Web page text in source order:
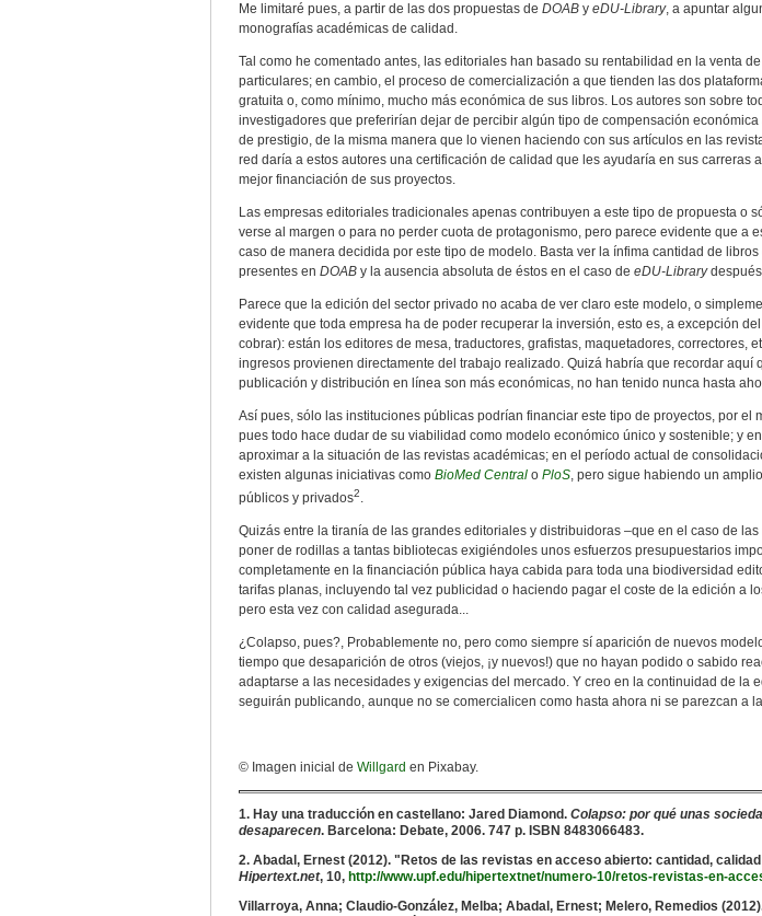
Me limitaré pues, a partir de las dos propuestas de DOAB y eDU-Library, a apuntar
monografías académicas de calidad.
Tal como he comentado antes, las editoriales han basado su rentabilidad en la venta
particulares; en cambio, el proceso de comercialización a que tienden las dos
gratuita o, como mínimo, mucho más económica de sus libros. Los autores son sobre
investigadores que preferirían dejar de percibir algún tipo de compensación
de prestigio, de la misma manera que lo vienen haciendo con sus artículos en las
red daría a estos autores una certificación de calidad que les ayudaría en sus carreras
mejor financiación de sus proyectos.
Las empresas editoriales tradicionales apenas contribuyen a este tipo de propuesta o
verse al margen o para no perder cuota de protagonismo, pero parece evidente que a
caso de manera decidida por este tipo de modelo. Basta ver la ínfima cantidad de
presentes en DOAB y la ausencia absoluta de éstos en el caso de eDU-Library
Parece que la edición del sector privado no acaba de ver claro este modelo, o
evidente que toda empresa ha de poder recuperar la inversión, esto es, a excepción
cobrar): están los editores de mesa, traductores, grafistas, maquetadores, correctores,
ingresos provienen directamente del trabajo realizado. Quizá habría que recordar aquí
publicación y distribución en línea son más económicas, no han tenido nunca hasta
Así pues, sólo las instituciones públicas podrían financiar este tipo de proyectos, por el
pues todo hace dudar de su viabilidad como modelo económico único y sostenible; y
aproximar a la situación de las revistas académicas; en el período actual de
existen algunas iniciativas como BioMed Central o PloS, pero sigue habiendo un
públicos y privados2.
Quizás entre la tiranía de las grandes editoriales y distribuidoras –que en el caso de
poner de rodillas a tantas bibliotecas exigiéndoles unos esfuerzos presupuestarios
completamente en la financiación pública haya cabida para toda una biodiversidad
tarifas planas, incluyendo tal vez publicidad o haciendo pagar el coste de la edición a
pero esta vez con calidad asegurada...
¿Colapso, pues?, Probablemente no, pero como siempre sí aparición de nuevos
tiempo que desaparición de otros (viejos, ¡y nuevos!) que no hayan podido o sabido
adaptarse a las necesidades y exigencias del mercado. Y creo en la continuidad de la
seguirán publicando, aunque no se comercialicen como hasta ahora ni se parezcan a
© Imagen inicial de Willgard en Pixabay.
1. Hay una traducción en castellano: Jared Diamond. Colapso: por qué unas
desaparecen. Barcelona: Debate, 2006. 747 p. ISBN 8483066483.
2. Abadal, Ernest (2012). "Retos de las revistas en acceso abierto: cantidad,
Hipertext.net, 10, http://www.upf.edu/hipertextnet/numero-10/retos-revistas-en-
Villarroya, Anna; Claudio-González, Melba; Abadal, Ernest; Melero, Remedios